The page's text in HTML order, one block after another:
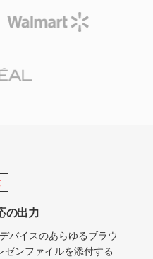
の出力
バイスのあらゆるブラウ
ンファイルを添付する